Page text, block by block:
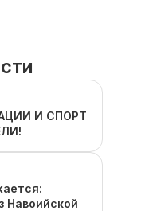
И СПОРТ
Навоийской